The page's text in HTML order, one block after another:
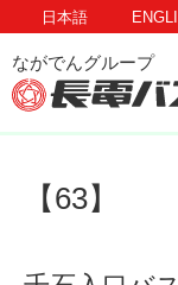
日本語
【63】